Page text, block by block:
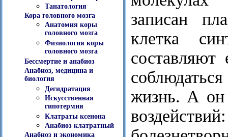
Танатология
Кора головного мозга
Анатомия коры
головного мозга
Физиология коры
головного мозга
Бессмертие и анабиоз
Анабиоз, медицина и
биология
Дегидратация
Искусственная
гипотермия
Клатраты ксенона
Анабиоз клатратный
Анабиоз и экономика
записан
клетка
жизнь. А он